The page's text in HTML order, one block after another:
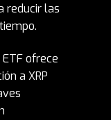
reducir las
ofrece
a XRP